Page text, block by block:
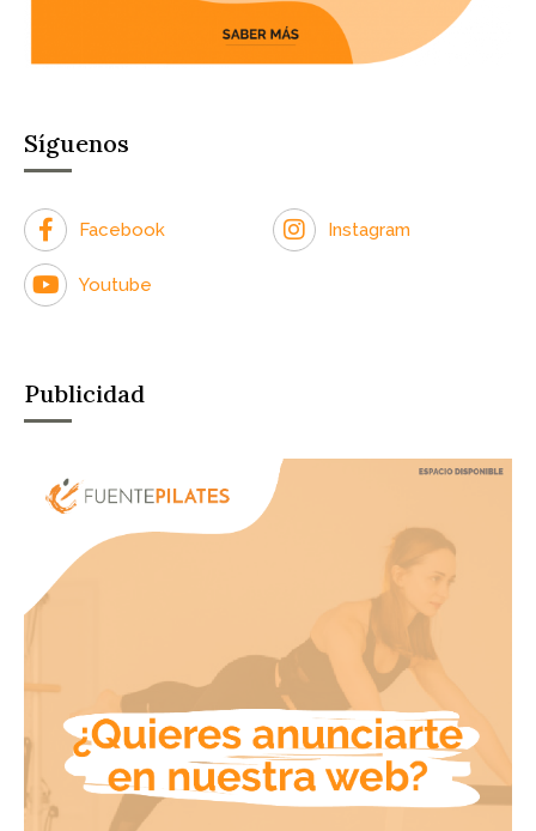
Síguenos
Facebook Instagram
Youtube
Publicidad